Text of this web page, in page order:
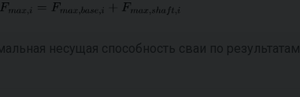
несущая способность сваи по результатам